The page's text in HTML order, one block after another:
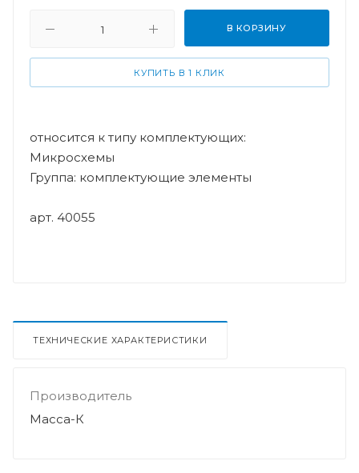
В КОРЗИНУ
КУПИТЬ В 1 КЛИК
относится к типу комплектующих:
Микросхемы
Группа: комплектующие элементы
арт. 40055
ТЕХНИЧЕСКИЕ ХАРАКТЕРИСТИКИ
Производитель
Масса-К